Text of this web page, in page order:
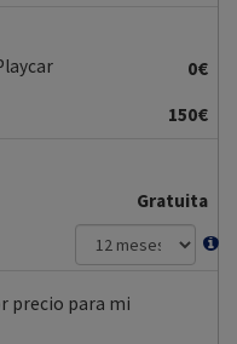
0€
150€
Gratuita
precio para mi